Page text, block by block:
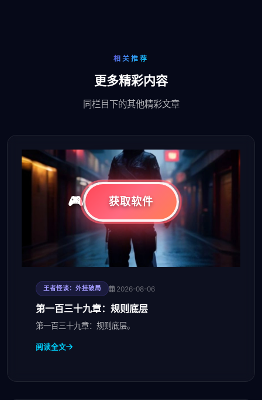
相关推荐
更多精彩内容
同栏目下的其他精彩文章
王者怪谈：外挂破局 2026-08-06
第一百三十九章：规则底层
第一百三十九章：规则底层。
阅读全文
获取软件